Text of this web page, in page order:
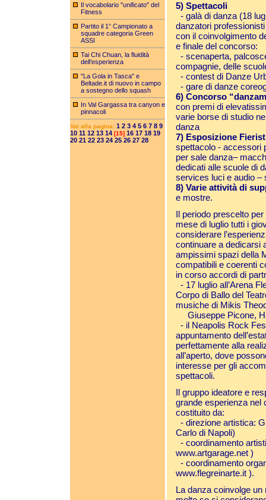
Il vocabolario "unificato" del
Fitness
Partito il 1° Campionato a
squadre categoria Green
ASSI
Tai Chi Chuan, la fluidità
dell’esperienza
"La Gola in Tasca" e
Beltade.it di nuovo in campo
a sostegno dello squash
In Val Gargassa tra canyon e
pinnacoli
Vai alla pagina: 1 2 3 4 5 6 7 8 9
10 11 12 13 14 [15] 16 17 18 19
20 21 22 23 24 25 26 27 28
5) Spettacoli
- galà di danza (18
danzatori
con il coinvolgimento
e finale del concorso:
- scenaperta,
compagnie, delle
- contest di Danze
- gare di danze
6) Concorso
con premi di
varie borse di studio
danza
7) Esposizione
spettacolo - accessori
per sale danza–
dedicati alle scuole di
services luci e audio –
8) Varie attività di
e mostre.
Il periodo prescelto
mese di luglio tutti i
considerare
continuare a dedicarsi
ampissimi spazi della
compatibili e coerenti
in corso accordi di
- 17 luglio all’Arena
Corpo di Ballo del
musiche di Mikis
Giuseppe Picone,
- il Neapolis Rock
appuntamento
perfettamente alla
all’aperto, dove
interesse per gli
spettacoli.
Il gruppo ideatore e
grande esperienza nel
costituito da:
- direzione artistica:
Carlo di Napoli)
- coordinamento
www.artgarage.net )
- coordinamento
www.flegreinarte.it ).
La danza coinvolge